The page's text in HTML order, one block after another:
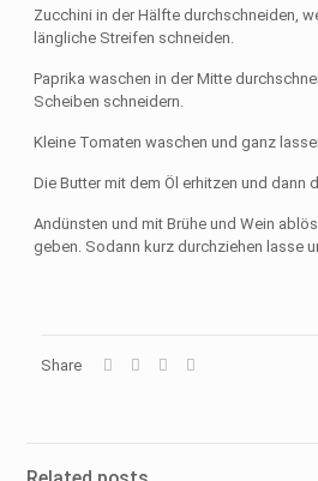
Zucchini in der Hälfte durchschneiden,
längliche Streifen schneiden.
Paprika waschen in der Mitte
Scheiben schneidern.
Kleine Tomaten waschen und ganz
Die Butter mit dem Öl erhitzen und dann
Andünsten und mit Brühe und Wein
geben. Sodann kurz durchziehen lasse
Share